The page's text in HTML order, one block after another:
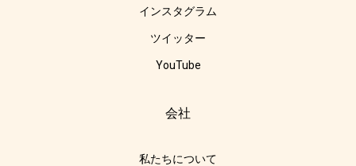
インスタグラム
ツイッター
YouTube
会社
私たちについて